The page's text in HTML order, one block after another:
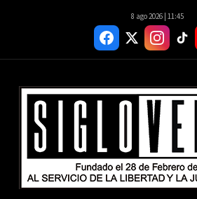
8 ago 2026 | 11:45